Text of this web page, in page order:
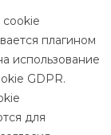
cookie
плагином
использование
GDPR.
для